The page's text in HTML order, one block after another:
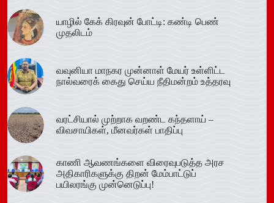
யாழில் கேக் கிரவுன் போட்டி: கண்டி பெண்
முதலிடம்
வவுனியா மாநகர முன்னாள் மேயர் உள்ளிட்ட
நால்வரைக் கைது செய்ய நீதிமன்றம் உத்தரவு
வரட்சியால் முற்றாக வறண்ட கந்தளாய் –
விவசாயிகள், மீனவர்கள் பாதிப்பு
காணி ஆவணங்களை விரைவுபடுத்த அரச
அதிகாரிகளுக்கு திறன் மேம்பாட்டுப்
பயிலரங்கு முன்னெடுப்பு!